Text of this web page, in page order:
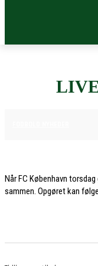
Når FC København
sammen. Opgøret kan